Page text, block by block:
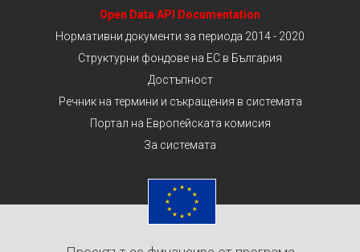
Open Data API Documentation
Нормативни документи за периода 2014 - 2020
Структурни фондове на ЕС в България
Достъпност
Речник на термини и съкращения в системата
Портал на Европейската комисия
За системата